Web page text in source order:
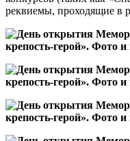
реквиемы, проходящие в